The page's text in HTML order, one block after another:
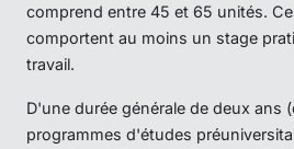
comprend entre 45 et 65 unités.
comportent au moins un stage
travail.
D'une durée générale de deux ans
programmes d'études